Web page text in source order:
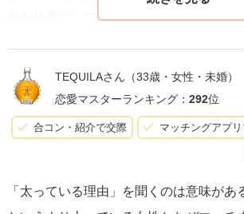
ご相談者様が素敵な方に出会えることを
食を仕事にしている人であれば太ること
もちろん自己管理ができなくて太ってい
う。
その理由を聞いたことろで質問者様は納
得た時に、
TEQUILAさん （33歳・女性・未婚）
恋愛マスターランキング： 292位
合コン・紹介で交際 マッチングアプ
「太っている理由」を聞くのは意味があ